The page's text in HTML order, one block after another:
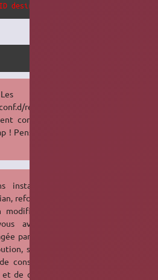
desirée> /dev/<votre partition>
fichiers
resume
contenir le
! Pensez à les
reformatent
son
avez une
par Ubuntu
soyez en
conserver la
de ces deux